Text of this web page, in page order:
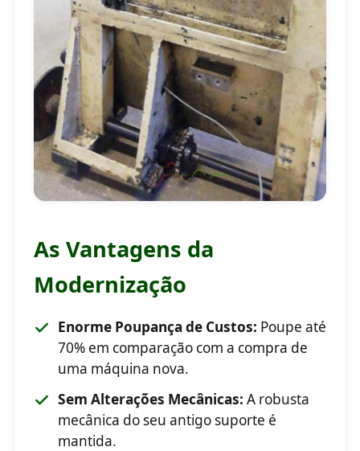
As Vantagens da
Modernização
Enorme Poupança de Custos: Poupe até
70% em comparação com a compra de
uma máquina nova.
Sem Alterações Mecânicas: A robusta
mecânica do seu antigo suporte é
mantida.